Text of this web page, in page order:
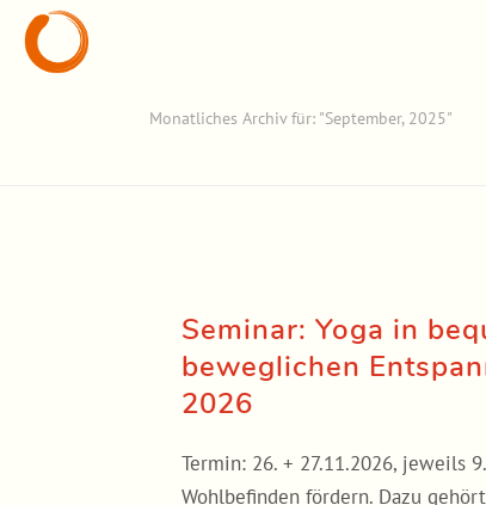
Monatliches Archiv für: "September, 2025"
Seminar: Yoga in
beweglichen
2026
Termin: 26. + 27.11.2026, jeweils
Wohlbefinden fördern. Dazu